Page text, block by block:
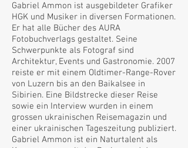
Gabriel Ammon ist ausgebildeter Grafiker
HGK und Musiker in diversen Formationen.
Er hat alle Bücher des AURA
Fotobuchverlags gestaltet. Seine
Schwerpunkte als Fotograf sind
Architektur, Events und Gastronomie. 2007
reiste er mit einem Oldtimer-Range-Rover
von Luzern bis an den Baikalsee in
Sibirien. Eine Bildstrecke dieser Reise
sowie ein Interview wurden in einem
grossen ukrainischen Reisemagazin und
einer ukrainischen Tageszeitung publiziert.
Gabriel Ammon ist ein Naturtalent als